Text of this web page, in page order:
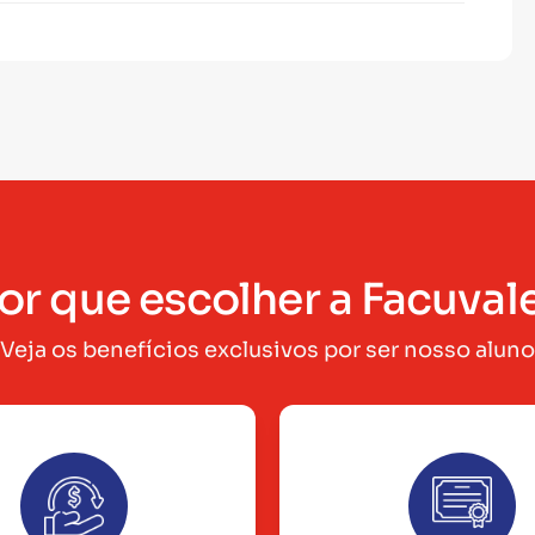
que escolher a
Veja os benefícios exclusivos por ser nosso aluno